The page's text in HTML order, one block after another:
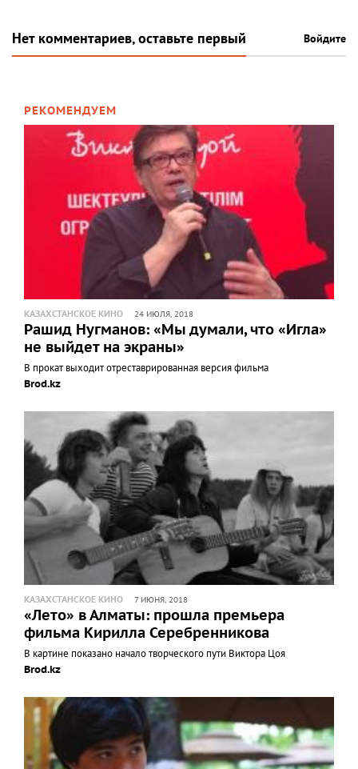
Нет комментариев, оставьте первый Войдите
РЕКОМЕНДУЕМ
КАЗАХСТАНСКОЕ КИНО 24 ИЮЛЯ, 2018
Рашид Нугманов: «Мы думали, что «Игла»
не выйдет на экраны»
В прокат выходит отреставрированная версия фильма
Brod.kz
КАЗАХСТАНСКОЕ КИНО 7 ИЮНЯ, 2018
«Лето» в Алматы: прошла премьера
фильма Кирилла Серебренникова
В картине показано начало творческого пути Виктора Цоя
Brod.kz